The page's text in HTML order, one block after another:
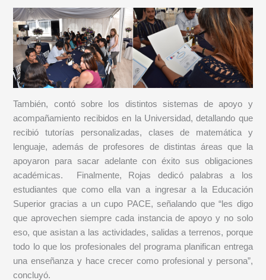
También, contó sobre los distintos sistemas de apoyo y
acompañamiento recibidos en la Universidad, detallando que
recibió tutorías personalizadas, clases de matemática y
lenguaje, además de profesores de distintas áreas que la
apoyaron para sacar adelante con éxito sus obligaciones
académicas. Finalmente, Rojas dedicó palabras a los
estudiantes que como ella van a ingresar a la Educación
Superior gracias a un cupo PACE, señalando que “les digo
que aprovechen siempre cada instancia de apoyo y no solo
eso, que asistan a las actividades, salidas a terrenos, porque
todo lo que los profesionales del programa planifican entrega
una enseñanza y hace crecer como profesional y persona”,
concluyó.